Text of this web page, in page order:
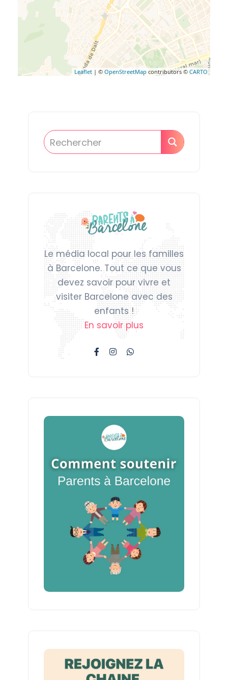
Leaflet | © OpenStreetMap contributors © CARTO
Le média local pour les familles
à Barcelone. Tout ce que vous
devez savoir pour vivre et
visiter Barcelone avec des
enfants !
En savoir plus